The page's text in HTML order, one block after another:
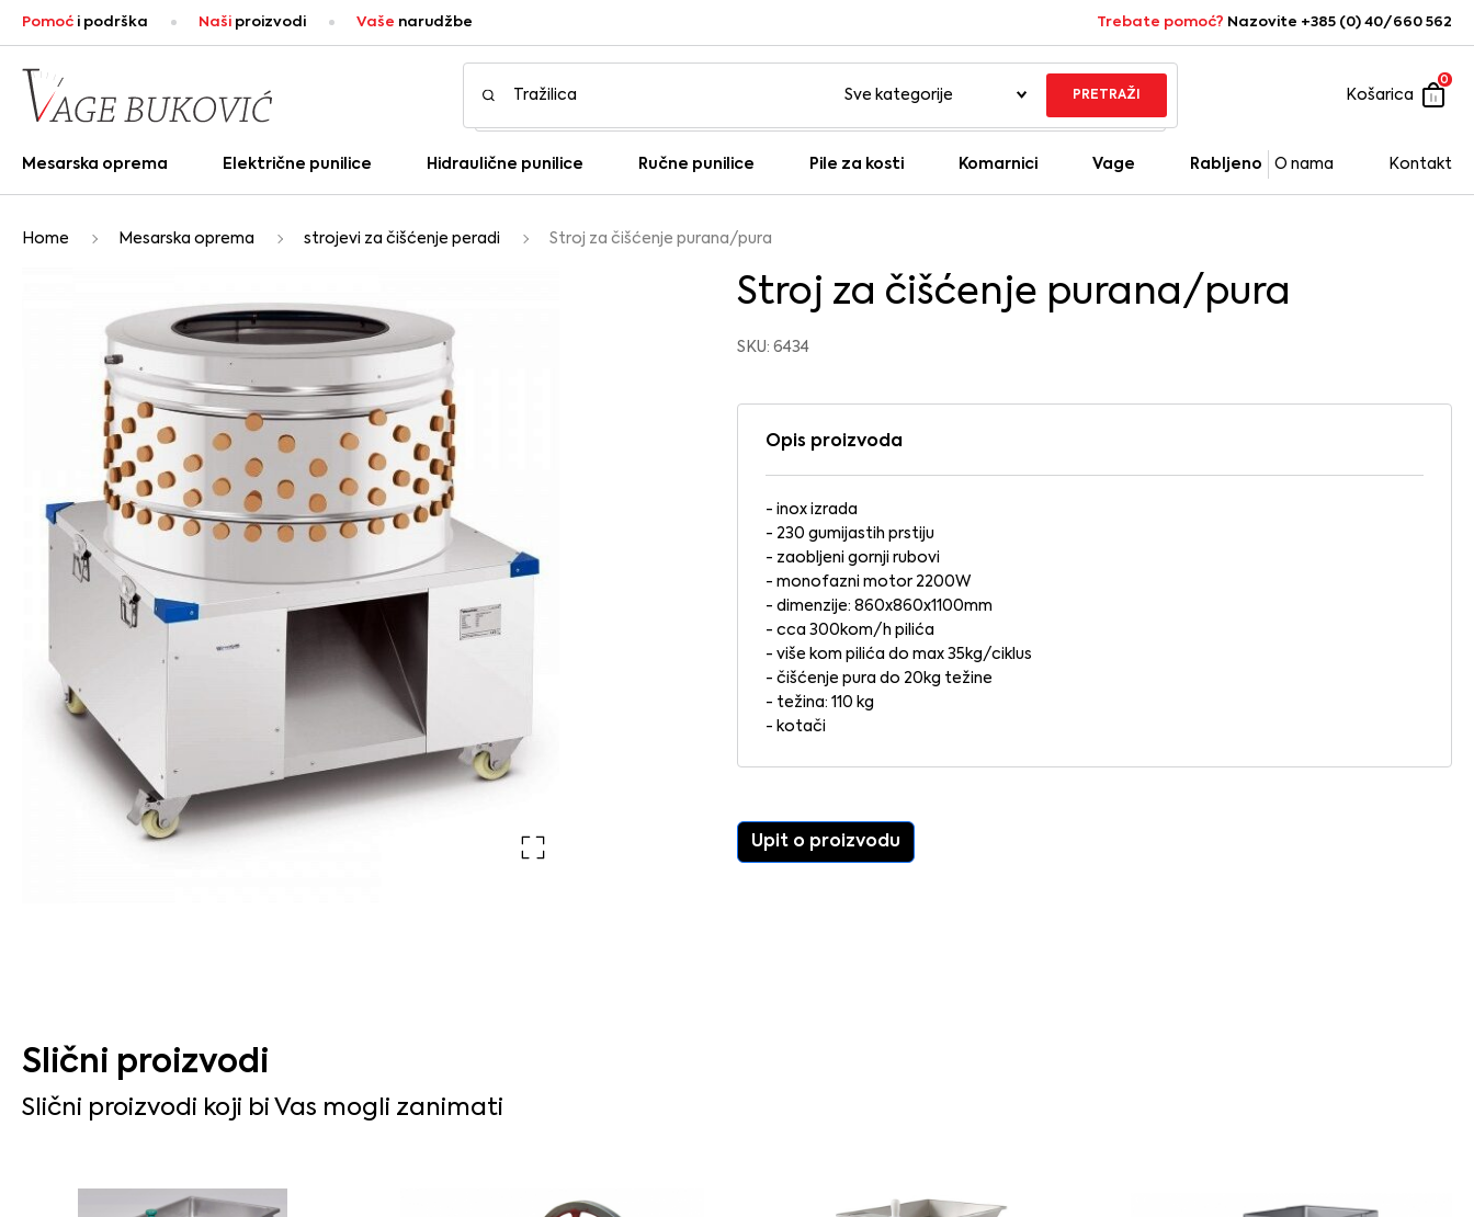
Pomoć i podrška Naši proizvodi Vaše narudžbe Trebate pomoć? Nazovite +385 (0) 40/660 562
PRETRAŽI Košarica
0
Mesarska oprema Električne punilice Hidraulične punilice Ručne punilice Pile za kosti Komarnici Vage Rabljeno O nama Kontakt
Home Mesarska oprema strojevi za čišćenje peradi Stroj za čišćenje purana/pura
Stroj za čišćenje purana/pura
SKU: 6434
Opis proizvoda
- inox izrada
- 230 gumijastih prstiju
- zaobljeni gornji rubovi
- monofazni motor 2200W
- dimenzije: 860x860x1100mm
- cca 300kom/h pilića
- više kom pilića do max 35kg/ciklus
- čišćenje pura do 20kg težine
- težina: 110 kg
- kotači
Upit o proizvodu
Slični proizvodi
Slični proizvodi koji bi Vas mogli zanimati